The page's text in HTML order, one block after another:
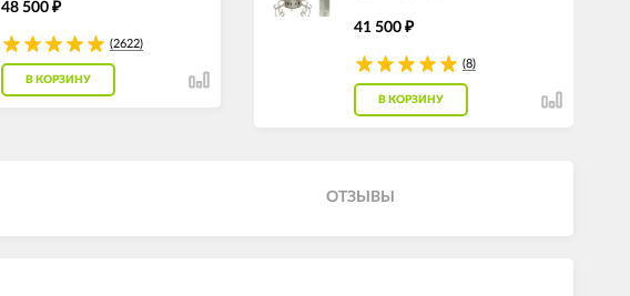
48 500 ₽
(2622)
В КОРЗИНУ
41 500 ₽
(8)
В КОРЗИНУ
ОТЗЫВЫ